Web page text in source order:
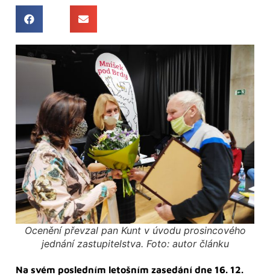
Ocenění převzal pan Kunt v úvodu prosincového
jednání zastupitelstva. Foto: autor článku
Na svém posledním letošním zasedání dne 16. 12.